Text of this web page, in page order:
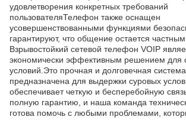
удовлетворения конкретных требований
пользователяТелефон также оснащен
усовершенствованными функциями
гарантируют, что общение остается
Взрывостойкий сетевой телефон VOIP
экономически эффективным решением для
условий.Это прочная и долговечная
предназначена для выдержки суровых
обеспечивает четкую и бесперебойную
полную гарантию, и наша команда
готова помочь с любыми проблемами,